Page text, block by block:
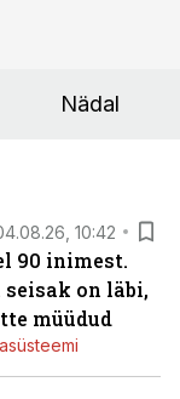
Nädal
10:42
90 inimest.
on läbi,
müüdud